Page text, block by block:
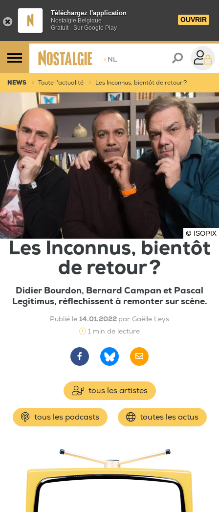
Téléchargez l'application
Nostalgie Belgique
Gratuit - Sur Google Play
OUVRIR
> NL
NEWS Toute l'actualité Les Inconnus, bientôt de retour ?
© ISOPIX
Les Inconnus, bientôt
de retour ?
Didier Bourdon, Bernard Campan et Pascal
Legitimus, réflechissent à remonter sur scène.
Publié le 14.01.2022 par Gaëlle Leys
1 min de lecture
tous les artistes
tous les podcasts toutes les actus